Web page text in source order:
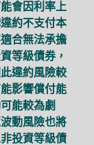
會因利率上
約不支付本
合無法承擔
等級債券，
違約風險較
影響償付能
能較為劇
動風險也將
投資等級債